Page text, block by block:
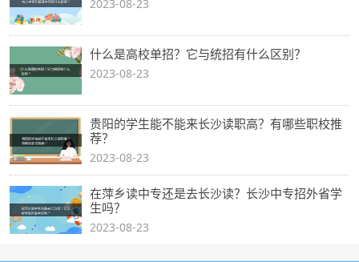
2023-08-23
什么是高校单招？它与统招有什么区别？
2023-08-23
贵阳的学生能不能来长沙读职高？有哪些职校推
荐？
2023-08-23
在萍乡读中专还是去长沙读？长沙中专招外省学
生吗？
2023-08-23